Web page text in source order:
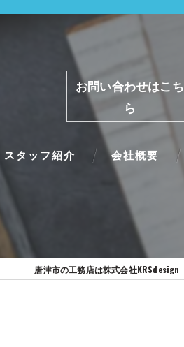
お問い合わせはこち
ら
スタッフ紹介 会社概要
唐津市の工務店は株式会社KRSdesign